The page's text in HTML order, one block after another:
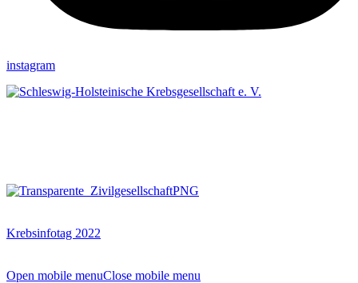
instagram
Krebsinfotag 2022
Open mobile menuClose mobile menu